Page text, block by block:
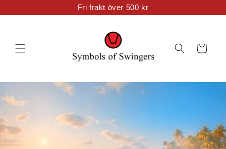
Fri frakt över 500 kr
till
Varukorg